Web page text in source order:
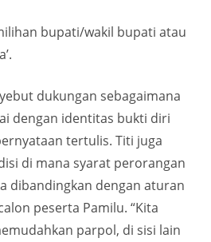
bupati/wakil bupati atau
dukungan sebagaimana
dengan identitas bukti diri
tertulis. Titi juga
di mana syarat perorangan
dibandingkan dengan aturan
peserta Pamilu. “Kita
parpol, di sisi lain